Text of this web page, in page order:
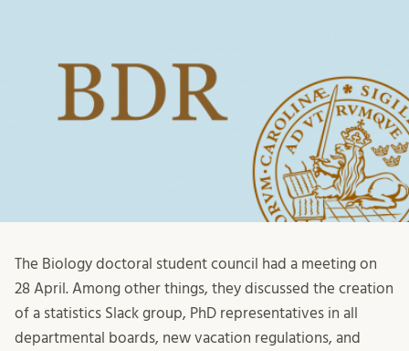
The Biology doctoral student council had a meeting on
28 April. Among other things, they discussed the creation
of a statistics Slack group, PhD representatives in all
departmental boards, new vacation regulations, and